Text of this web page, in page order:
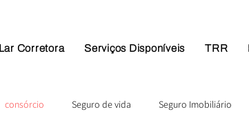
Lar Corretora Serviços Disponíveis TRR
consórcio Seguro de vida Seguro Imobiliário